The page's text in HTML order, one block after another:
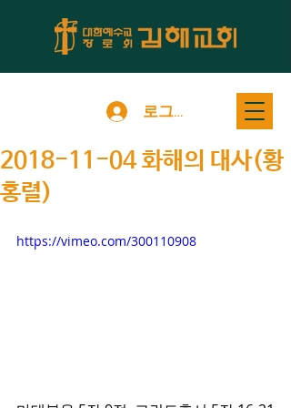
로그인
2018-11-04 화해의 대사(황
홍렬)
https://vimeo.com/300110908